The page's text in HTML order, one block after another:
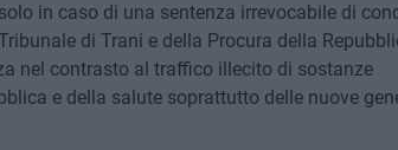
in caso di una sentenza irrevocabile di
di Trani e della Procura della
nel contrasto al traffico illecito di sostanze
e della salute soprattutto delle nuove